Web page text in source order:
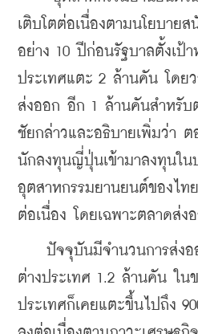
เติบโตต่อเนื่องตามนโยบาย
อย่าง 10 ปีก่อนรัฐบาลตั้งเป้
ประเทศแตะ 2 ล้านคัน โดย
ส่งออก อีก 1 ล้านคันสำหรับ
ชัยกล่าวและอธิบายเพิ่มว่า
นักลงทุนญี่ปุ่นเข้ามาลงทุนใน
อุตสาหกรรมยานยนต์ของไท
ต่อเนื่อง โดยเฉพาะตลาดส่ง
ปัจจุบันมีจำนวนการส่งออ
ต่างประเทศ 1.2 ล้านคัน ใน
ประเทศก็เคยแตะขึ้นไปถึง